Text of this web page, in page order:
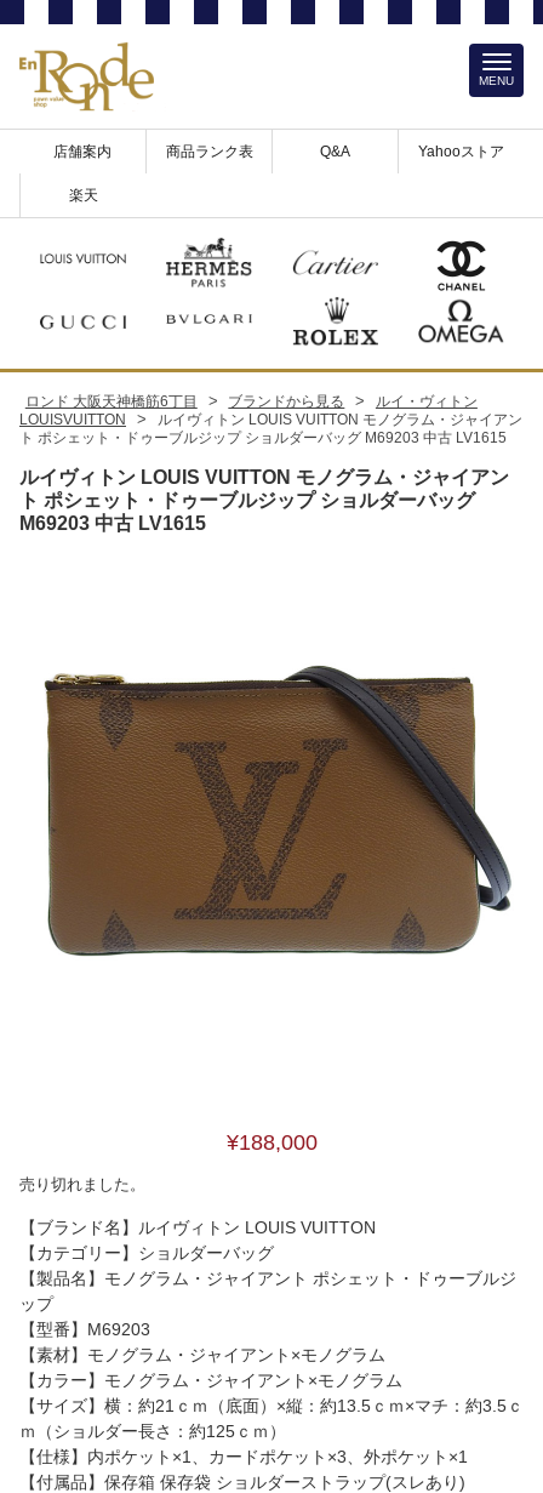
店舗案内 商品ランク表 Q&A Yahooストア
楽天
MENU
ロンド 大阪天神橋筋6丁目 > ブランドから見る >
ルイ・ヴィトン
LOUISVUITTON
>
ルイヴィトン LOUIS VUITTON モノグラム・ジャイアン
ト ポシェット・ドゥーブルジップ ショルダーバッグ M69203 中古 LV1615
ルイヴィトン LOUIS VUITTON モノグラム・ジャイアン
ト ポシェット・ドゥーブルジップ ショルダーバッグ
M69203 中古 LV1615
¥188,000
売り切れました。
【ブランド名】ルイヴィトン LOUIS VUITTON
【カテゴリー】ショルダーバッグ
【製品名】モノグラム・ジャイアント ポシェット・ドゥーブルジ
ップ
【型番】M69203
【素材】モノグラム・ジャイアント×モノグラム
【カラー】モノグラム・ジャイアント×モノグラム
【サイズ】横：約21ｃｍ（底面）×縦：約13.5ｃｍ×マチ：約3.5ｃ
ｍ（ショルダー長さ：約125ｃｍ）
【仕様】内ポケット×1、カードポケット×3、外ポケット×1
【付属品】保存箱 保存袋 ショルダーストラップ(スレあり)